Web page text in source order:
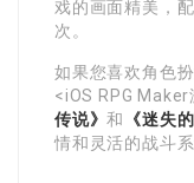
戏的画面精美，
次。
如果您喜欢角色
<iOS RPG Maker
传说》和 《迷失
情和灵活的战斗